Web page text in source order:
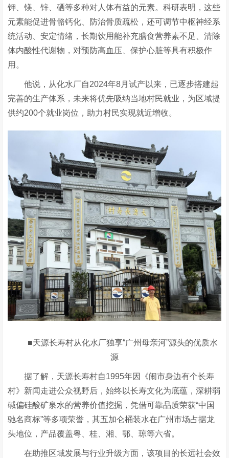
钾、镁、锌、硒等多种对人体有益的元素。科研表明，这些
元素能促进骨骼钙化、防治骨质疏松，还可调节中枢神经系
统活动、安定情绪，长期饮用能补充膳食营养素不足、清除
体内酸性代谢物，对预防高血压、保护心脏等具有积极作
用。
他说，从化水厂自2024年8月试产以来，已逐步搭建起
完善的生产体系，未来将优先吸纳当地村民就业，为区域提
供约200个就业岗位，助力村民实现就近增收。
■天源长寿村从化水厂独享“广州母亲河”源头的优质水
源
据了解，天源长寿村自1995年因《闹市身边有个长寿
村》新闻走进公众视野后，始终以长寿文化为底蕴，深耕弱
碱偏硅酸矿泉水的营养价值挖掘，凭借可靠品质荣获“中国
驰名商标”等多项荣誉，其五加仑桶装水在广州市场占据龙
头地位，产品覆盖粤、桂、湘、鄂、琼等六省。
在助推区域发展与行业升级方面，该项目的长远社会效